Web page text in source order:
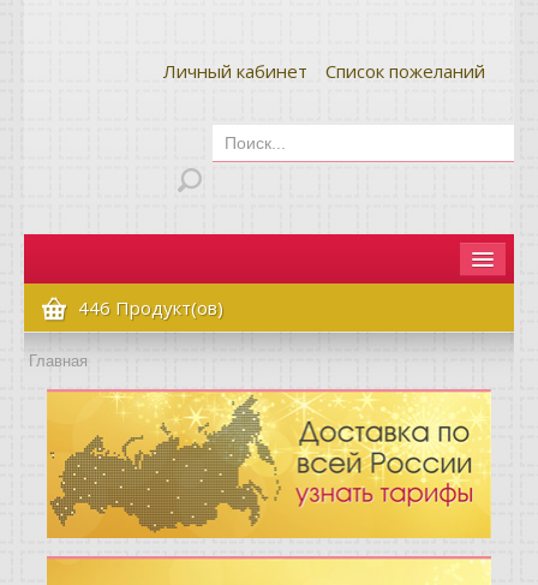
Личный кабинет Список пожеланий
Главная
Как сделать заказ
Оплата и доставка
Контакты
Вопрос-ответ
Отзывы
446 Продукт(ов)
Главная